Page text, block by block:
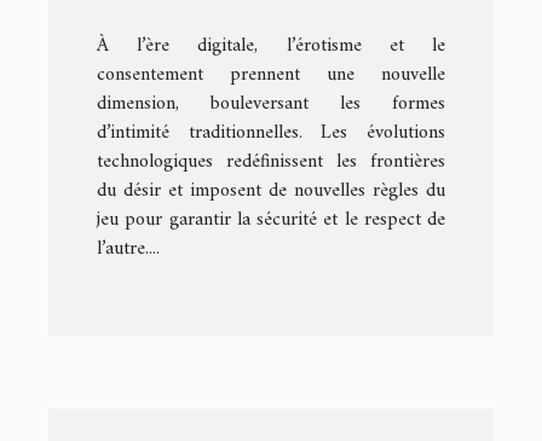
À l’ère digitale, l’érotisme et le
consentement prennent une nouvelle
dimension, bouleversant les formes
d’intimité traditionnelles. Les évolutions
technologiques redéfinissent les frontières
du désir et imposent de nouvelles règles du
jeu pour garantir la sécurité et le respect de
l’autre....